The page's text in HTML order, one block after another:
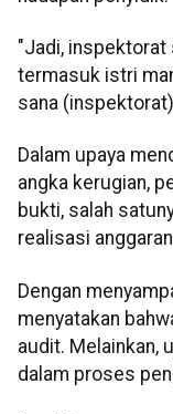
"Jadi, inspektorat
termasuk istri
sana
Dalam upaya
angka kerugian,
bukti, salah
realisasi
Dengan
menyatakan
audit. Melainkan,
dalam proses